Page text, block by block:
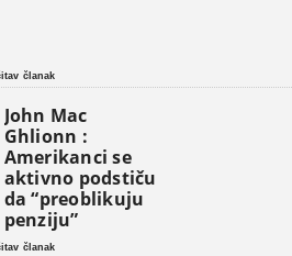
članak
John Mac
Ghlionn :
Amerikanci se
aktivno podstiču
da “preoblikuju
penziju”
članak